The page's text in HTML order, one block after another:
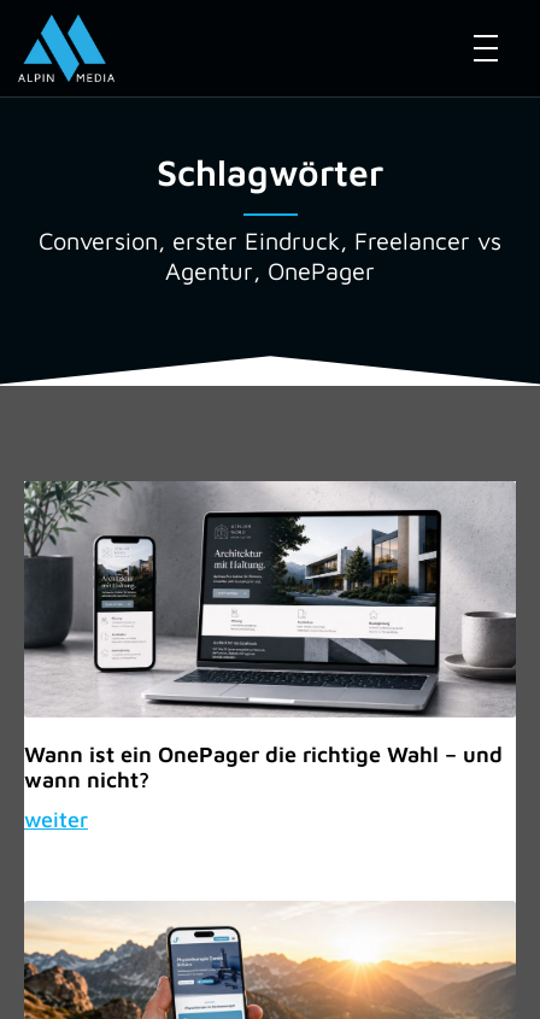
Schlagwörter
Conversion, erster Eindruck, Freelancer vs
Agentur, OnePager
Wann ist ein OnePager die richtige Wahl – und
wann nicht?
weiter